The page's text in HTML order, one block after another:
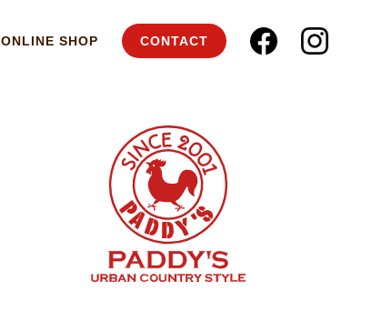
ONLINE SHOP CONTACT